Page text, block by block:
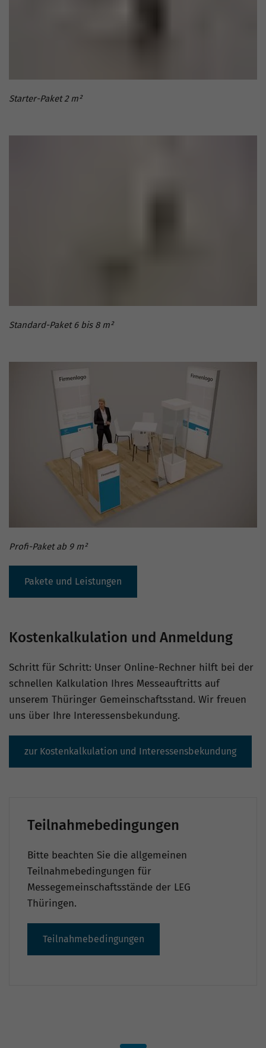
Starter-Paket 2 m²
Standard-Paket 6 bis 8 m²
Profi-Paket ab 9 m²
Pakete und Leistungen
Kostenkalkulation und Anmeldung
Schritt für Schritt: Unser Online-Rechner hilft bei der
schnellen Kalkulation Ihres Messeauftritts auf
unserem Thüringer Gemeinschaftsstand. Wir freuen
uns über Ihre Interessensbekundung.
zur Kostenkalkulation und Interessensbekundung
Teilnahmebedingungen
Bitte beachten Sie die allgemeinen
Teilnahmebedingungen für
Messegemeinschaftsstände der LEG
Thüringen.
Teilnahmebedingungen